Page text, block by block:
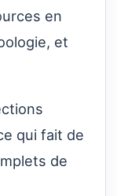
en
et
qui fait de
de